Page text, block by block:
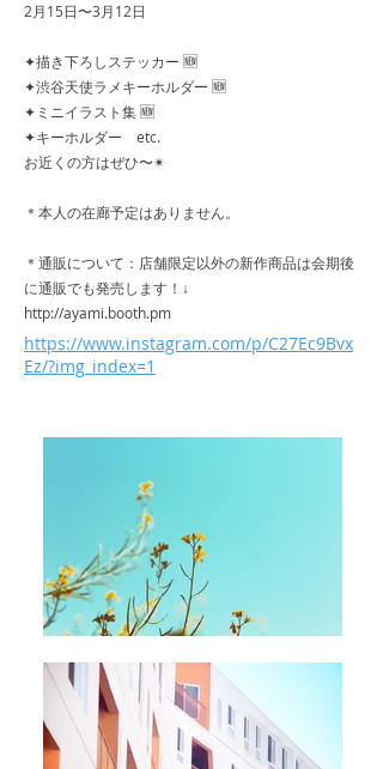
2月15日〜3月12日
✦描き下ろしステッカー 🆕
✦渋谷天使ラメキーホルダー 🆕
✦ミニイラスト集 🆕
✦キーホルダー etc.
お近くの方はぜひ〜✴︎
＊本人の在廊予定はありません。
＊通販について：店舗限定以外の新作商品は会期後
に通販でも発売します！↓
http://ayami.booth.pm
https://www.instagram.com/p/C27Ec9Bvx
Ez/?img_index=1